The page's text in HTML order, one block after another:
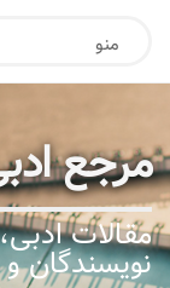
منو
مرجع
مقالات
نویسندگان